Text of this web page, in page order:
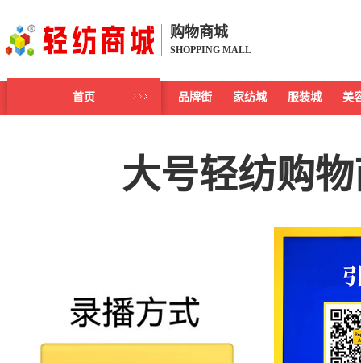
购物商城
SHOPPING MALL
首页 品牌街 家纺城 服装城 美
大号轻纺购